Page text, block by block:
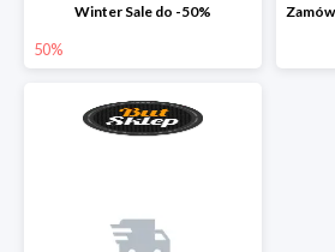
Winter Sale do -50%
50%